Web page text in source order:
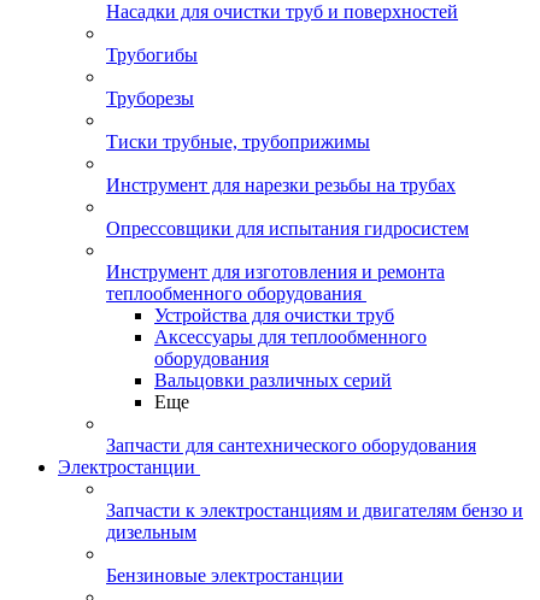
Насадки для очистки труб и поверхностей
Трубогибы
Труборезы
Тиски трубные, трубоприжимы
Инструмент для нарезки резьбы на трубах
Опрессовщики для испытания гидросистем
Инструмент для изготовления и ремонта
теплообменного оборудования
Устройства для очистки труб
Аксессуары для теплообменного
оборудования
Вальцовки различных серий
Еще
Запчасти для сантехнического оборудования
Электростанции
Запчасти к электростанциям и двигателям бензо и
дизельным
Бензиновые электростанции